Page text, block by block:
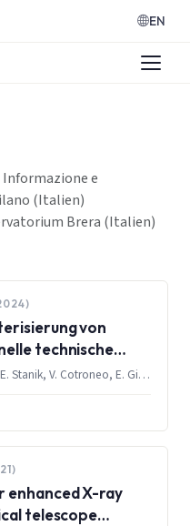
EN
e
(Italien)
Brera (Italien)
von
technische
E. Ermilova, A. Hertwig, T. Döhring, E. Stanik, V. Cotroneo, E. Gibertini
enhanced X-ray
telescope